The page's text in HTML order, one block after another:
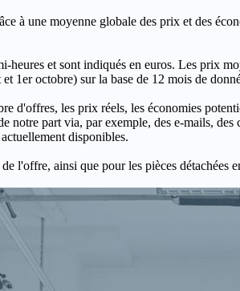
moyenne globale des prix et des
et sont indiqués en euros. Les prix
octobre) sur la base de 12 mois de
d'offres, les prix réels, les économies
part via, par exemple, des e-mails,
disponibles.
l'offre, ainsi que pour les pièces détachées